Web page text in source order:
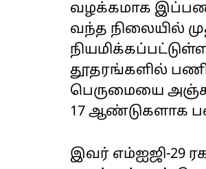
வழக்கமாக
வந்த நிலையில்
தூதரங்களில்
பெருமையை
17 ஆண்டுகளாக
இவர் எம்ஐஜி-29